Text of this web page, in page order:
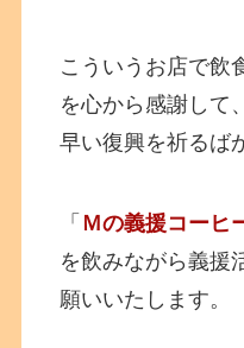
こういうお店で飲
を心から感謝して
早い復興を祈るば
「 Ｍの義援コーヒ
を飲みながら義援
願いいたします。